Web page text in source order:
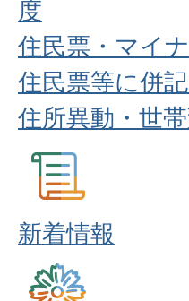
度
住民票・マイ
住民票等に併
住所異動・世
新着情報